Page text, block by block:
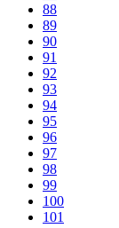
88
89
90
91
92
93
94
95
96
97
98
99
100
101